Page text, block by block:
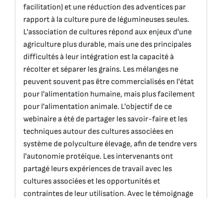
facilitation) et une réduction des adventices par
rapport à la culture pure de légumineuses seules.
L'association de cultures répond aux enjeux d'une
agriculture plus durable, mais une des principales
difficultés à leur intégration est la capacité à
récolter et séparer les grains. Les mélanges ne
peuvent souvent pas être commercialisés en l'état
pour l'alimentation humaine, mais plus facilement
pour l'alimentation animale. L'objectif de ce
webinaire a été de partager les savoir-faire et les
techniques autour des cultures associées en
système de polyculture élevage, afin de tendre vers
l'autonomie protéique. Les intervenants ont
partagé leurs expériences de travail avec les
cultures associées et les opportunités et
contraintes de leur utilisation. Avec le témoignage